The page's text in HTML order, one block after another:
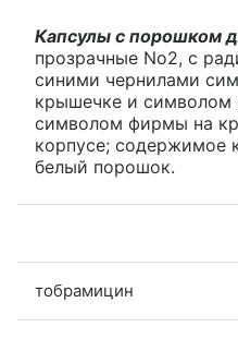
Капсулы с порошком
прозрачные No2, с
синими чернилами
крышечке и символом
символом фирмы на
корпусе; содержимое
белый порошок.
тобрамицин